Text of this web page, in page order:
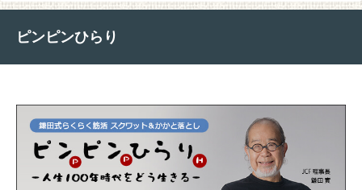
ピンピンひらり